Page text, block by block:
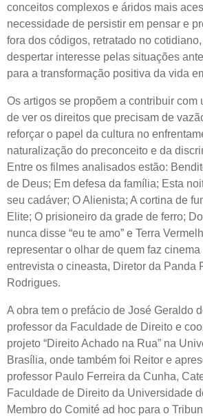
conceitos complexos e áridos mais
necessidade de persistir em pensar e
fora dos códigos, retratado no
despertar interesse pelas situações
para a transformação positiva da vida
Os artigos se propõem a contribuir com
de ver os direitos que precisam de
reforçar o papel da cultura no
naturalização do preconceito e da
Entre os filmes analisados estão:
de Deus; Em defesa da família; Esta
seu cadáver; O Alienista; A cortina de
Elite; O prisioneiro da grade de ferro;
nunca disse “eu te amo” e Terra
representar o olhar de quem faz
entrevista o cineasta, Diretor da Panda
Rodrigues.
A obra tem o prefácio de José Geraldo
professor da Faculdade de Direito e
projeto “Direito Achado na Rua” na
Brasília, onde também foi Reitor e
professor Paulo Ferreira da Cunha,
Faculdade de Direito da Universidade
Membro do Comité ad hoc para o